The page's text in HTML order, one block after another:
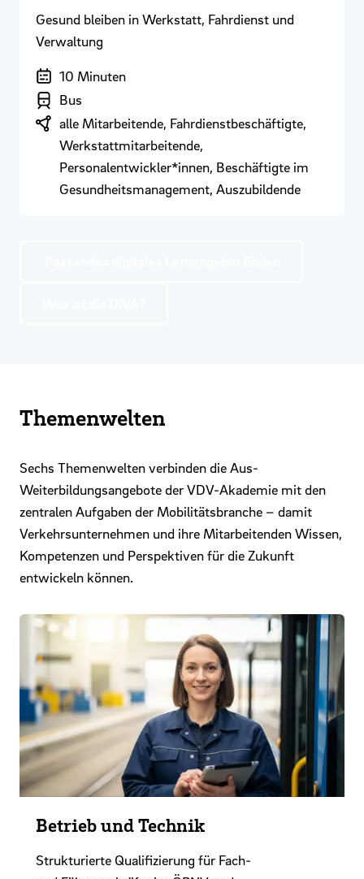
Gesund bleiben in Werkstatt, Fahrdienst und
Verwaltung
Dauer der Veranstaltung
10 Minuten
Branchenbereich
Bus
Zielgruppen
alle Mitarbeitende, Fahrdienstbeschäftigte,
Werkstattmitarbeitende,
Personalentwickler*innen, Beschäftigte im
Gesundheitsmanagement, Auszubildende
Themenwelten
Sechs Themenwelten verbinden die Aus-
Weiterbildungsangebote der VDV-Akademie mit den
zentralen Aufgaben der Mobilitätsbranche – damit
Verkehrsunternehmen und ihre Mitarbeitenden Wissen,
Kompetenzen und Perspektiven für die Zukunft
entwickeln können.
Betrieb und Technik
Strukturierte Qualifizierung für Fach-